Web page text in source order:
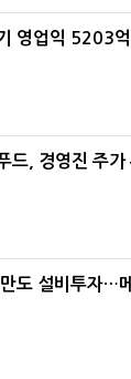
영업익 5203
드, 경영진 주
도 설비투자…메